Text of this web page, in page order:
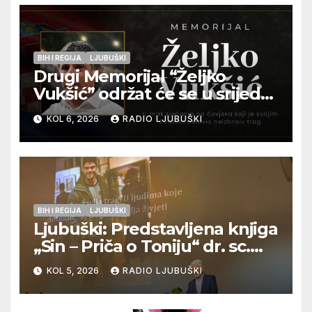
BIH I REGIJA LJUBUŠKI
Drugi Memorijal “Željko
Vukšić” održat će se u srijedu
12. kolovoza u Otoku
KOL 6, 2026 RADIO LJUBUŠKI
BIH I REGIJA LJUBUŠKI
Ljubuški: Predstavljena knjiga
„Sin – Priča o Toniju“ dr. sc.
Zdenka Hercega
KOL 5, 2026 RADIO LJUBUŠKI